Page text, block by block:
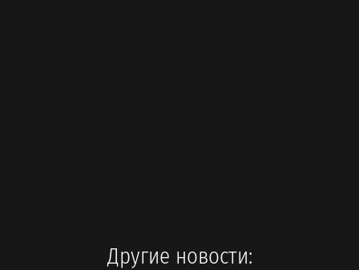
Другие новости: